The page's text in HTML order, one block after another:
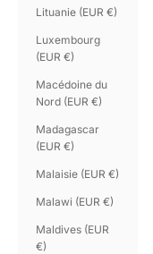
Lituanie (EUR €)
Luxembourg
(EUR €)
Macédoine du
Nord (EUR €)
Madagascar
(EUR €)
Malaisie (EUR €)
Malawi (EUR €)
Maldives (EUR
€)